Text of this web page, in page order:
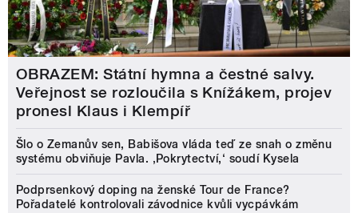
OBRAZEM: Státní hymna a čestné salvy.
Veřejnost se rozloučila s Knížákem, projev
pronesl Klaus i Klempíř
Šlo o Zemanův sen, Babišova vláda teď ze snah o změnu
systému obviňuje Pavla. ‚Pokrytectví,‘ soudí Kysela
Podprsenkový doping na ženské Tour de France?
Pořadatelé kontrolovali závodnice kvůli vycpávkám